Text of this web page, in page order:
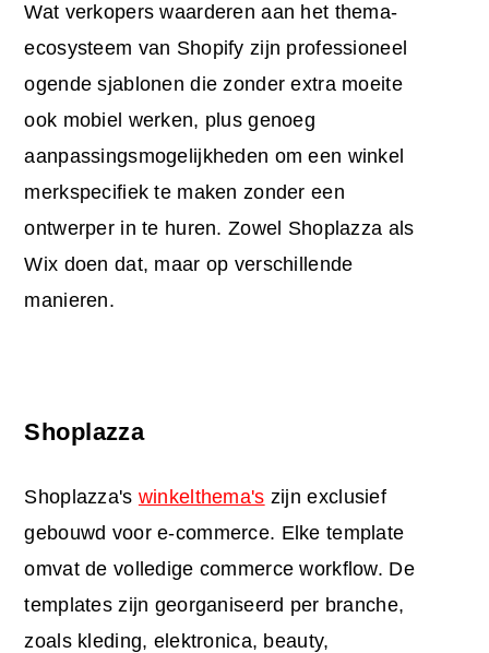
Wat verkopers waarderen aan het thema-
ecosysteem van Shopify zijn professioneel
ogende sjablonen die zonder extra moeite
ook mobiel werken, plus genoeg
aanpassingsmogelijkheden om een winkel
merkspecifiek te maken zonder een
ontwerper in te huren. Zowel Shoplazza als
Wix doen dat, maar op verschillende
manieren.
Shoplazza
Shoplazza's winkelthema's zijn exclusief
gebouwd voor e-commerce. Elke template
omvat de volledige commerce workflow. De
templates zijn georganiseerd per branche,
zoals kleding, elektronica, beauty,